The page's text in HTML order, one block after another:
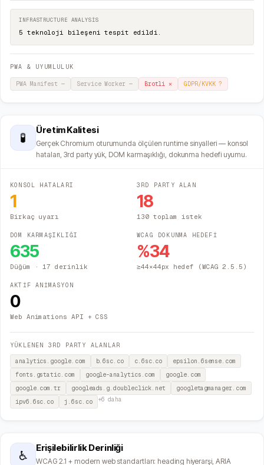
INFRASTRUCTURE ANALYSIS
5 teknoloji bileşeni tespit edildi.
PWA & UYUMLULUK
PWA Manifest— Service Worker — Brotli ✕ GDPR/KVKK?
🧪
Üretim Kalitesi
Gerçek Chromium oturumunda ölçülen runtime sinyalleri — konsol
hataları, 3rd party yük, DOM karmaşıklığı, dokunma hedefi uyumu.
KONSOL HATALARI
1
Birkaç uyarı
3RD PARTY ALAN
18
130 toplam istek
DOM KARMAŞIKLIĞI
635
Düğüm · 17 derinlik
WCAG DOKUNMA HEDEFİ
%34
≥44×44px hedef (WCAG 2.5.5)
AKTİF ANİMASYON
0
Web Animations API + CSS
YÜKLENEN 3RD PARTY ALANLAR
analytics.google.com b.6sc.co c.6sc.co
epsilon.6sense.com
fonts.gstatic.com
google-analytics.com
google.com
google.com.tr
googleads.g.doubleclick.net
googletagmanager.com
ipv6.6sc.co
j.6sc.co +6 daha
♿
Erişilebilirlik Derinliği
WCAG 2.1 + modern web standartları: heading hiyerarşi, ARIA